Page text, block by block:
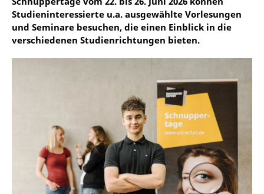
Studieninteressierte u.a. ausgewählte Vorlesungen
und Seminare besuchen, die einen Einblick in die
verschiedenen Studienrichtungen bieten.